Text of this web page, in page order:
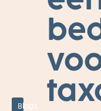
Blogs
S
2
A
,